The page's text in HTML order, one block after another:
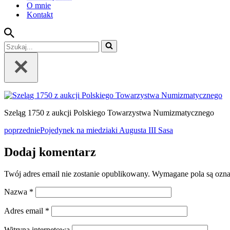
O mnie
Kontakt
Szukaj...
Szeląg 1750 z aukcji Polskiego Towarzystwa Numizmatycznego
poprzedniePojedynek na miedziaki Augusta III Sasa
Dodaj komentarz
Twój adres email nie zostanie opublikowany. Wymagane pola są
Nazwa *
Adres email *